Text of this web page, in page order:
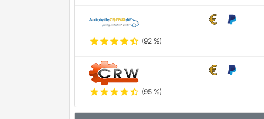
starstarstarstarstar_half (92 %)
starstarstarstarstar_half (95 %)